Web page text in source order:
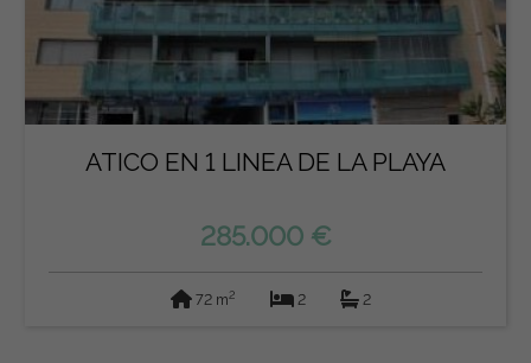
ATICO EN 1 LINEA DE LA PLAYA
285.000 €
72 m2 2 2